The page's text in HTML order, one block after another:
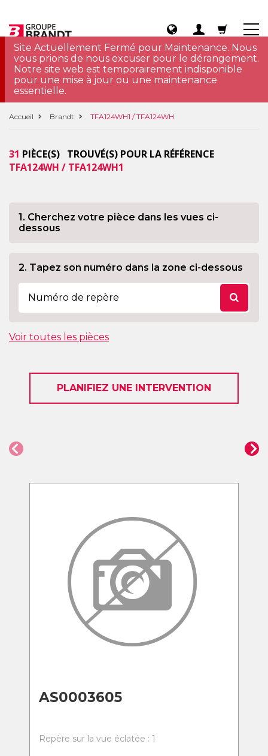
Site Actuellement Fermé pour Maintenance. Nous
vous prions de nous excuser pour le dérangement.
Notre site web est temporairement indisponible
pour une mise à jour ou une maintenance
essentielle.
Accueil Brandt TFA124WH1 / TFA124WH
31 PIÈCE(S) TROUVÉ(S) POUR LA RÉFÉRENCE
TFA124WH / TFA124WH1
1. Cherchez votre pièce dans les vues ci-
dessous
2. Tapez son numéro dans la zone ci-dessous
Voir toutes les pièces
PLANIFIEZ UNE INTERVENTION
AS0003605
Repère sur la vue éclatée : 1